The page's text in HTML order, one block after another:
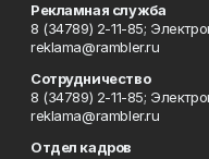
Рекламная служба
8 (34789) 2-11-85;
reklama@rambler.ru
Сотрудничество
8 (34789) 2-11-85;
reklama@rambler.ru
Отдел кадров